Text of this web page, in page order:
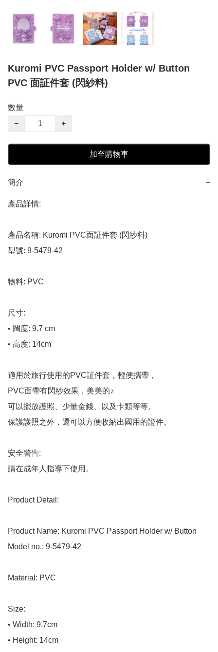
Kuromi PVC Passport Holder w/ Button
PVC 面証件套 (閃紗料)
數量
−
+
加至購物車
簡介 −
產品詳情:
產品名稱: Kuromi PVC面証件套 (閃紗料)
型號: 9-5479-42
物料: PVC
尺寸:
• 闊度: 9.7 cm
• 高度: 14cm
適用於旅行使用的PVC証件套，輕便攜帶，
PVC面帶有閃紗效果，美美的♪
可以擺放護照、少量金錢、以及卡類等等。
保護護照之外，還可以方便收納出國用的證件。
安全警告:
請在成年人指導下使用。
Product Detail:
Product Name: Kuromi PVC Passport Holder w/ Button
Model no.: 9-5479-42
Material: PVC
Size:
• Width: 9.7cm
• Height: 14cm